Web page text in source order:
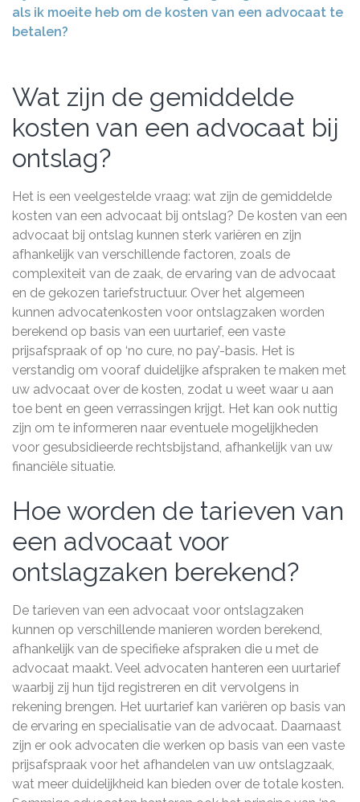
als ik moeite heb om de kosten van een advocaat te
betalen?
Wat zijn de gemiddelde
kosten van een advocaat bij
ontslag?
Het is een veelgestelde vraag: wat zijn de gemiddelde
kosten van een advocaat bij ontslag? De kosten van een
advocaat bij ontslag kunnen sterk variëren en zijn
afhankelijk van verschillende factoren, zoals de
complexiteit van de zaak, de ervaring van de advocaat
en de gekozen tariefstructuur. Over het algemeen
kunnen advocatenkosten voor ontslagzaken worden
berekend op basis van een uurtarief, een vaste
prijsafspraak of op ‘no cure, no pay’-basis. Het is
verstandig om vooraf duidelijke afspraken te maken met
uw advocaat over de kosten, zodat u weet waar u aan
toe bent en geen verrassingen krijgt. Het kan ook nuttig
zijn om te informeren naar eventuele mogelijkheden
voor gesubsidieerde rechtsbijstand, afhankelijk van uw
financiële situatie.
Hoe worden de tarieven van
een advocaat voor
ontslagzaken berekend?
De tarieven van een advocaat voor ontslagzaken
kunnen op verschillende manieren worden berekend,
afhankelijk van de specifieke afspraken die u met de
advocaat maakt. Veel advocaten hanteren een uurtarief
waarbij zij hun tijd registreren en dit vervolgens in
rekening brengen. Het uurtarief kan variëren op basis van
de ervaring en specialisatie van de advocaat. Daarnaast
zijn er ook advocaten die werken op basis van een vaste
prijsafspraak voor het afhandelen van uw ontslagzaak,
wat meer duidelijkheid kan bieden over de totale kosten.